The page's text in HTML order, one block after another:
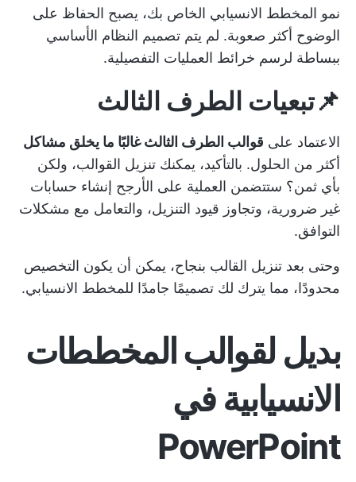
نمو المخطط الانسيابي الخاص بك، يصبح الحفاظ على
الوضوح أكثر صعوبة. لم يتم تصميم النظام الأساسي
ببساطة لرسم خرائط العمليات التفصيلية.
📌تبعيات الطرف الثالث
الاعتماد على قوالب الطرف الثالث غالبًا ما يخلق مشاكل
أكثر من الحلول. بالتأكيد، يمكنك تنزيل القوالب، ولكن
بأي ثمن؟ ستتضمن العملية على الأرجح إنشاء حسابات
غير ضرورية، وتجاوز قيود التنزيل، والتعامل مع مشكلات
التوافق.
وحتى بعد تنزيل القالب بنجاح، يمكن أن يكون التخصيص
محدودًا، مما يترك لك تصميمًا جامدًا للمخطط الانسيابي.
بديل لقوالب المخططات
الانسيابية في
PowerPoint